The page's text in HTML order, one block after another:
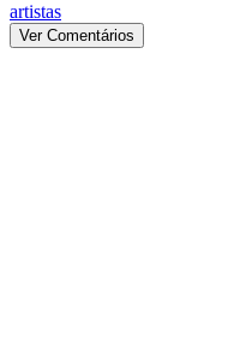
artistas
Ver Comentários